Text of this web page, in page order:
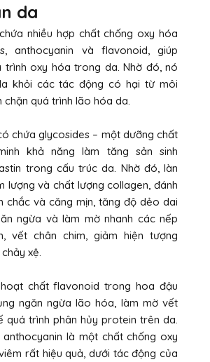
da
nhiều hợp chất chống oxy hóa
anthocyanin và flavonoid, giúp
trình oxy hóa trong da. Nhờ đó, nó
khỏi các tác động có hại từ môi
quá trình lão hóa da.
chứa glycosides – một dưỡng chất
khả năng làm tăng sản sinh
trong cấu trúc da. Nhờ đó, làn
lượng và chất lượng collagen, đánh
chắc và căng mịn, tăng độ dẻo dai
ngừa và làm mờ nhanh các nếp
vết chân chim, giảm hiện tượng
xệ.
chất flavonoid trong hoa đậu
ngăn ngừa lão hóa, làm mờ vết
quá trình phân hủy protein trên da.
là một chất chống oxy
rất hiệu quả, dưới tác động của